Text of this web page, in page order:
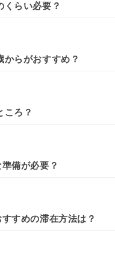
くらい必要？
らがおすすめ？
ころ？
備が必要？
すめの滞在方法は？